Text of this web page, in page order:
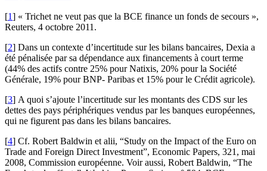
[1] « Trichet ne veut pas que la BCE finance un fonds de secours »,
Reuters, 4 octobre 2011.
[2] Dans un contexte d’incertitude sur les bilans bancaires, Dexia a
été pénalisée par sa dépendance aux financements à court terme
(44% des actifs contre 25% pour Natixis, 20% pour la Société
Générale, 19% pour BNP- Paribas et 15% pour le Crédit agricole).
[3] A quoi s’ajoute l’incertitude sur les montants des CDS sur les
dettes des pays périphériques vendus par les banques européennes,
qui ne figurent pas dans les bilans bancaires.
[4] Cf. Robert Baldwin et alii, “Study on the Impact of the Euro on
Trade and Foreign Direct Investment”, Economic Papers, 321, mai
2008, Commission européenne. Voir aussi, Robert Baldwin, “The